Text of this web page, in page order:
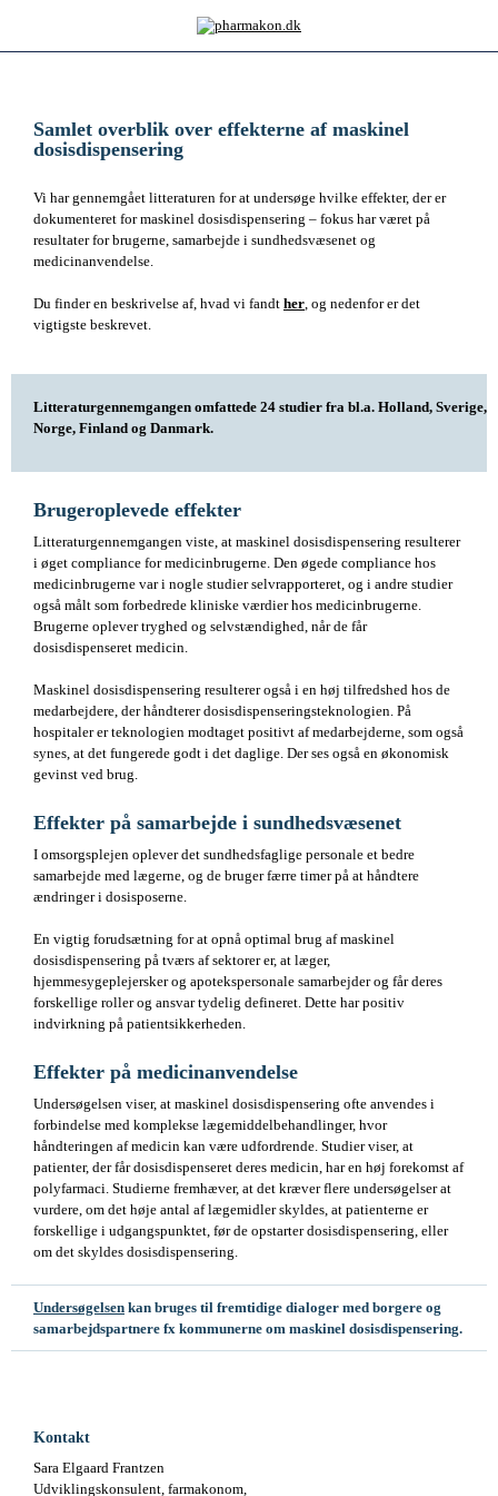
Samlet overblik over effekterne af maskinel
dosisdispensering
Vi har gennemgået litteraturen for at undersøge hvilke effekter, der er
dokumenteret for maskinel dosisdispensering – fokus har været på
resultater for brugerne, samarbejde i sundhedsvæsenet og
medicinanvendelse.
Du finder en beskrivelse af, hvad vi fandt her, og nedenfor er det
vigtigste beskrevet.
Litteraturgennemgangen omfattede 24 studier fra bl.a. Holland, Sverige,
Norge, Finland og Danmark.
Brugeroplevede effekter
Litteraturgennemgangen viste, at maskinel dosisdispensering resulterer
i øget compliance for medicinbrugerne. Den øgede compliance hos
medicinbrugerne var i nogle studier selvrapporteret, og i andre studier
også målt som forbedrede kliniske værdier hos medicinbrugerne.
Brugerne oplever tryghed og selvstændighed, når de får
dosisdispenseret medicin.
Maskinel dosisdispensering resulterer også i en høj tilfredshed hos de
medarbejdere, der håndterer dosisdispenseringsteknologien. På
hospitaler er teknologien modtaget positivt af medarbejderne, som også
synes, at det fungerede godt i det daglige. Der ses også en økonomisk
gevinst ved brug.
Effekter på samarbejde i sundhedsvæsenet
I omsorgsplejen oplever det sundhedsfaglige personale et bedre
samarbejde med lægerne, og de bruger færre timer på at håndtere
ændringer i dosisposerne.
En vigtig forudsætning for at opnå optimal brug af maskinel
dosisdispensering på tværs af sektorer er, at læger,
hjemmesygeplejersker og apotekspersonale samarbejder og får deres
forskellige roller og ansvar tydelig defineret. Dette har positiv
indvirkning på patientsikkerheden.
Effekter på medicinanvendelse
Undersøgelsen viser, at maskinel dosisdispensering ofte anvendes i
forbindelse med komplekse lægemiddelbehandlinger, hvor
håndteringen af medicin kan være udfordrende. Studier viser, at
patienter, der får dosisdispenseret deres medicin, har en høj forekomst af
polyfarmaci. Studierne fremhæver, at det kræver flere undersøgelser at
vurdere, om det høje antal af lægemidler skyldes, at patienterne er
forskellige i udgangspunktet, før de opstarter dosisdispensering, eller
om det skyldes dosisdispensering.
Undersøgelsen kan bruges til fremtidige dialoger med borgere og
samarbejdspartnere fx kommunerne om maskinel dosisdispensering.
Kontakt
Sara Elgaard Frantzen
Udviklingskonsulent, farmakonom,